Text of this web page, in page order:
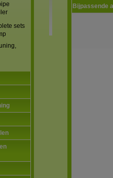
sets
Bijpassende